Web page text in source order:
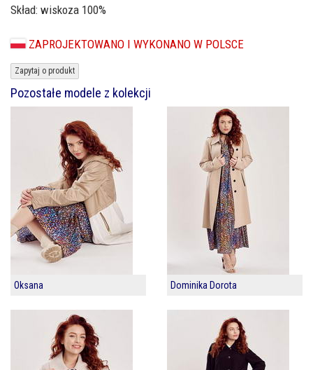
Skład: wiskoza 100%
ZAPROJEKTOWANO I WYKONANO W POLSCE
Zapytaj o produkt
Pozostałe modele z kolekcji
Oksana Dominika Dorota